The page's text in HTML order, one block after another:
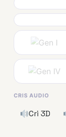
CRIS AUDIO
Cri 3D